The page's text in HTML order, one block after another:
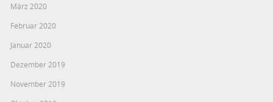
März 2020
Februar 2020
Januar 2020
Dezember 2019
November 2019